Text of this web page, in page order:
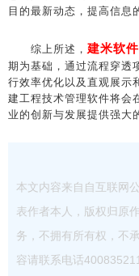
目的最新动态，提高信息
综上所述， 建米软
期为基础，通过流程穿透
行效率优化以及直观展示
建工程技术管理软件将会
业的创新与发展提供强大
本文内容来自自互联网
表作者本人，版权归原
务，不拥有所有权，不
容请联系电话